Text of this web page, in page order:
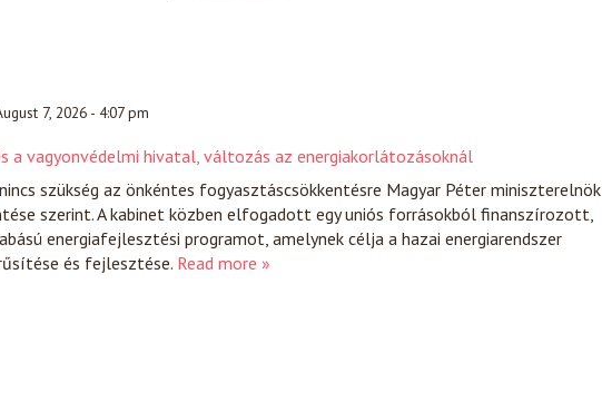
7, 2026 - 4:07 pm
a vagyonvédelmi hivatal, változás az energiakorlátozásoknál
szükség az önkéntes fogyasztáscsökkentésre Magyar Péter miniszterelnök
szerint. A kabinet közben elfogadott egy uniós forrásokból finanszírozott,
energiafejlesztési programot, amelynek célja a hazai energiarendszer
és fejlesztése. Read more »